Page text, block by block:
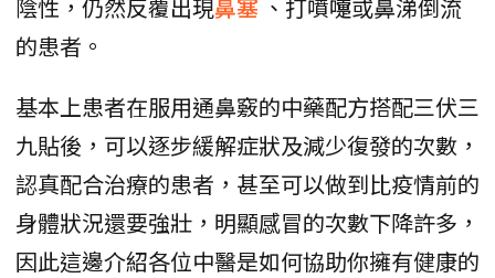
陰性，仍然反覆出現鼻塞 、打噴嚏或鼻涕倒流
的患者。
基本上患者在服用通鼻竅的中藥配方搭配三伏三
九貼後，可以逐步緩解症狀及減少復發的次數，
認真配合治療的患者，甚至可以做到比疫情前的
身體狀況還要強壯，明顯感冒的次數下降許多，
因此這邊介紹各位中醫是如何協助你擁有健康的